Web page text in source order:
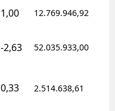
1,00 12.769.946,92
-2,63 52.035.933,00
0,33 2.514.638,61